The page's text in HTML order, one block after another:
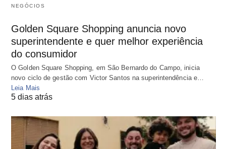
NEGÓCIOS
Golden Square Shopping anuncia novo
superintendente e quer melhor experiência
do consumidor
O Golden Square Shopping, em São Bernardo do Campo, inicia
novo ciclo de gestão com Victor Santos na superintendência e…
Leia Mais
5 dias atrás